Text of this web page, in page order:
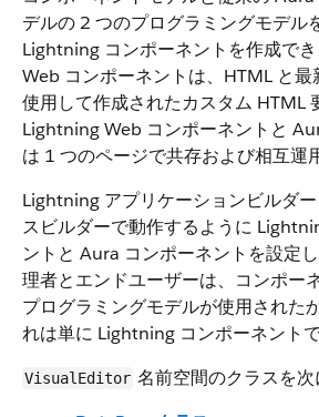
デルの 2 つのプログラミングモデル
Lightning コンポーネントを作成で
Web コンポーネントは、HTML と最
使用して作成されたカスタム HTML
Lightning Web コンポーネントと
は 1 つのページで共存および相互運
Lightning アプリケーションビルダ
スビルダーで動作するように
ントと Aura コンポーネントを設定
理者とエンドユーザーは、コンポー
プログラミングモデルが使用された
れは単に Lightning コンポーネントで
VisualEditor 名前空間のクラスを次